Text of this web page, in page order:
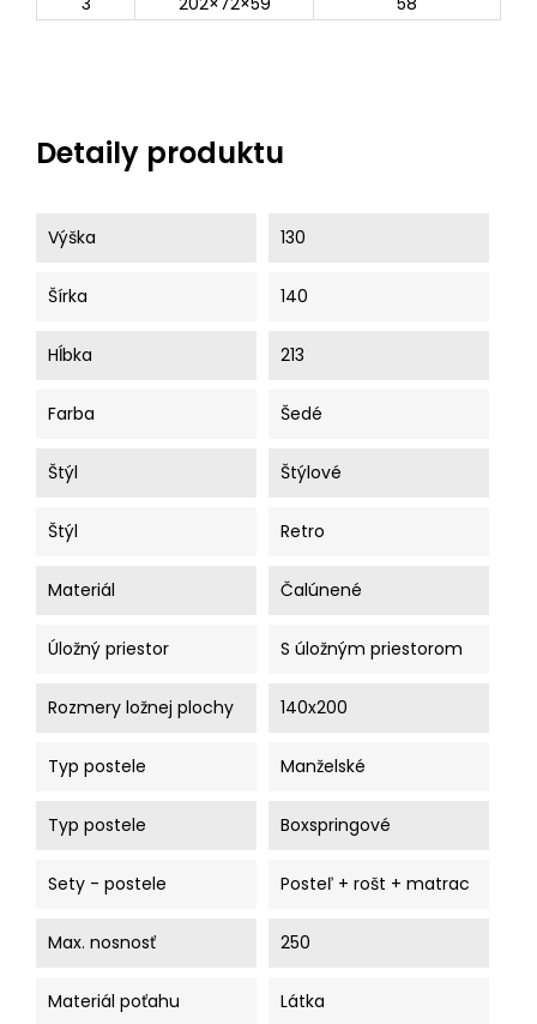
Detaily produktu
Výška 130
Šírka 140
Hĺbka 213
Farba Šedé
Štýl Štýlové
Štýl Retro
Materiál Čalúnené
Úložný priestor S úložným priestorom
Rozmery ložnej plochy 140x200
Typ postele Manželské
Typ postele Boxspringové
Sety - postele Posteľ + rošt + matrac
Max. nosnosť 250
Materiál poťahu Látka